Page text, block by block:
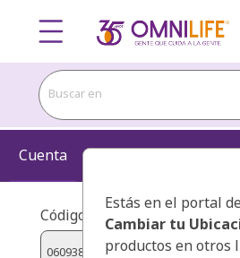
Buscar en
Estás en el portal de
Cambiar tu
productos en otros
Cuenta Información
Código de presentador/